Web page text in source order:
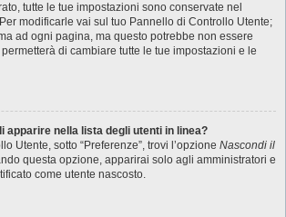
tutte le tue impostazioni sono conservate nel
modificarle vai sul tuo Pannello di Controllo Utente;
ad ogni pagina, ma questo potrebbe non essere
di cambiare tutte le tue impostazioni e le
apparire nella lista degli utenti in linea?
Utente, sotto “Preferenze”, trovi l’opzione Nascondi il
questa opzione, apparirai solo agli amministratori e
come utente nascosto.